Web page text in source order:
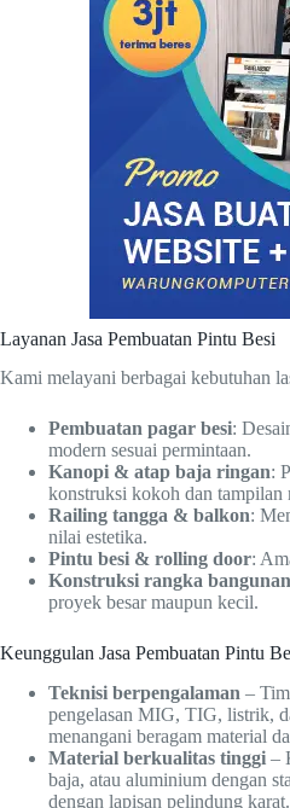
Layanan Jasa Pembuatan Pintu Besi
Kami melayani berbagai kebutuhan
Pembuatan pagar besi:
modern sesuai permintaan.
Kanopi & atap baja ringan:
konstruksi kokoh dan tampilan
Railing tangga & balkon:
nilai estetika.
Pintu besi & rolling door:
Konstruksi rangka bangunan
proyek besar maupun kecil.
Keunggulan Jasa Pembuatan Pintu
Teknisi berpengalaman –
pengelasan MIG, TIG, listrik,
menangani beragam material
Material berkualitas tinggi –
baja, atau aluminium dengan
dengan lapisan pelindung karat.